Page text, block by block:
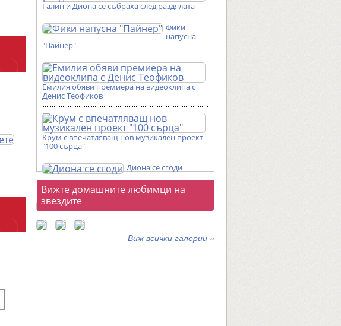
Галин и Диона се събраха след раздялата
Фики
напусна
"Пайнер"
Емилия обяви премиера на видеоклипа с
Денис Теофиков
Крум с впечатляващ нов музикален проект
"100 сърца"
Диона се сгоди
Фотогалерии
Вижте домашните любимци на
звездите
Виж всички галерии »